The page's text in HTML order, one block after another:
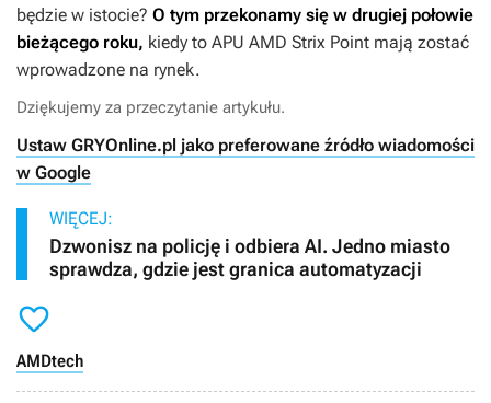
będzie w istocie? O tym przekonamy się w drugiej połowie
bieżącego roku, kiedy to APU AMD Strix Point mają zostać
wprowadzone na rynek.
Dziękujemy za przeczytanie artykułu.
Ustaw GRYOnline.pl jako preferowane źródło wiadomości
w Google
WIĘCEJ:
Dzwonisz na policję i odbiera AI. Jedno miasto
sprawdza, gdzie jest granica automatyzacji

AMDtech